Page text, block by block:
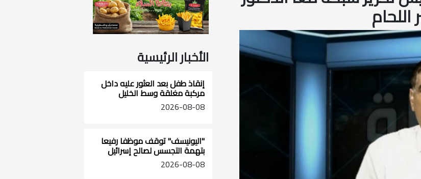
اللحام
الأخبار الرئيسية
إنقاذ طفل بعد العثور عليه داخل
مركبة مغلقة وسط الخليل
2026-08-08
"اليونيسف" توقف موظفا رفيعا
بتهمة التجسس لصالح إسرائيل
2026-08-08